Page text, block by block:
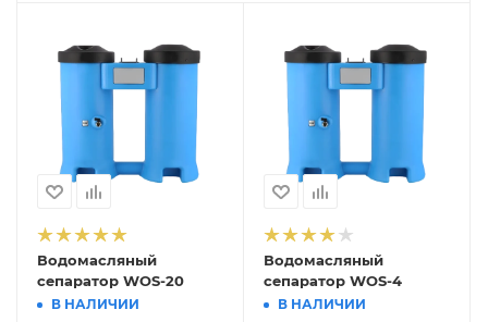
Водомасляный
сепаратор WOS-20
В НАЛИЧИИ
Водомасляный
сепаратор WOS-4
В НАЛИЧИИ